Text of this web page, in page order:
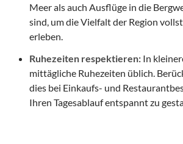
Meer als auch Ausflüge in die
sind, um die Vielfalt der Region
erleben.
Ruhezeiten respektieren: In
mittägliche Ruhezeiten üblich.
dies bei Einkaufs- und
Ihren Tagesablauf entspannt zu